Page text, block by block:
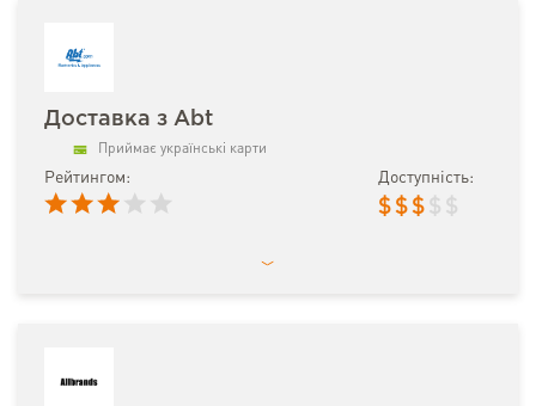
Доставка з Abt
Приймає українські карти
Рейтингом: Доступність:
$ $ $ $ $